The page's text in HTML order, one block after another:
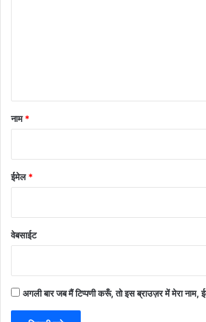
नाम*
ईमेल*
वेबसाईट
अगली बार जब मैं टिप्पणी करूँ, तो इस ब्राउज़र में मेरा